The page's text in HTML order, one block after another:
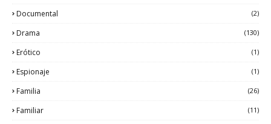
Documental (2)
Drama (130)
Erótico (1)
Espionaje (1)
Familia (26)
Familiar (11)